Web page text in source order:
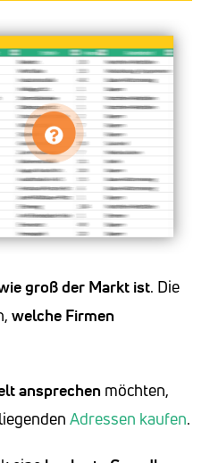
groß der Markt ist. Die
welche Firmen
ansprechen möchten,
Adressen kaufen.